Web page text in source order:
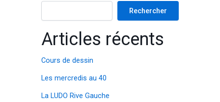
Rechercher
Articles récents
Cours de dessin
Les mercredis au 40
La LUDO Rive Gauche